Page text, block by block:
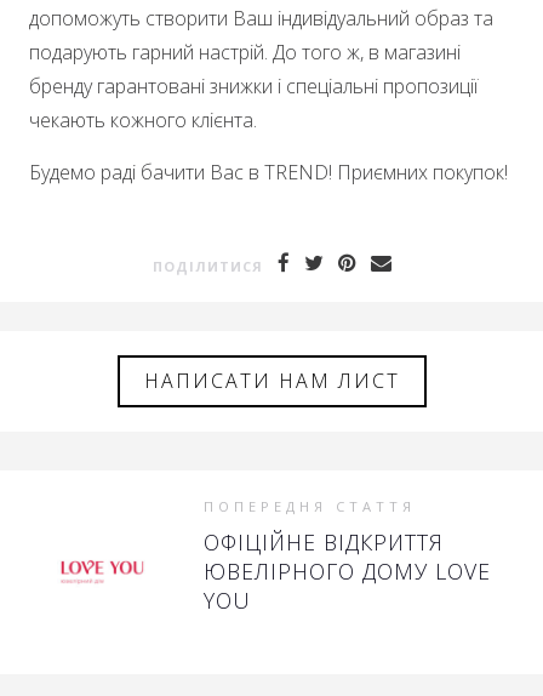
допоможуть створити Ваш індивідуальний образ та
подарують гарний настрій. До того ж, в магазині
бренду гарантовані знижки і спеціальні пропозиції
чекають кожного клієнта.
Будемо раді бачити Вас в TREND! Приємних покупок!
ПОДIЛИТИСЯ
НАПИСАТИ НАМ ЛИСТ
ПОПЕРЕДНЯ СТАТТЯ
ОФІЦІЙНЕ ВІДКРИТТЯ
ЮВЕЛІРНОГО ДОМУ LOVE
YOU